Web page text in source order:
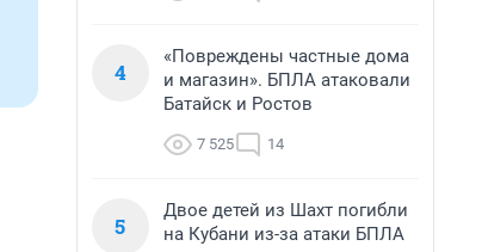
4
«Повреждены частные дома
и магазин». БПЛА атаковали
Батайск и Ростов
7 525 14
5
Двое детей из Шахт погибли
на Кубани из-за атаки БПЛА